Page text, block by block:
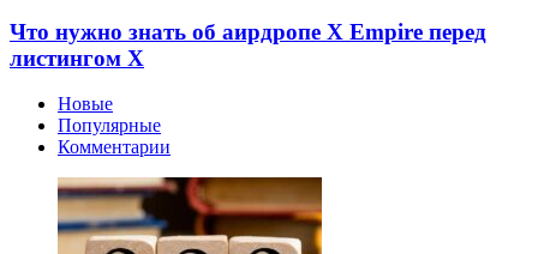
Что нужно знать об аирдропе X Empire перед
листингом X
Новые
Популярные
Комментарии